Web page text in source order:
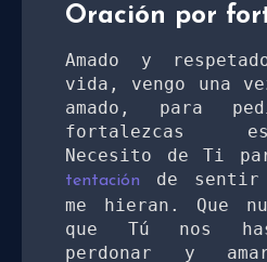
Oración por
Amado y
vida, vengo una
amado, para
fortalezcas
tentación
de sentir
me hieran. Que
que Tú nos
perdonar y